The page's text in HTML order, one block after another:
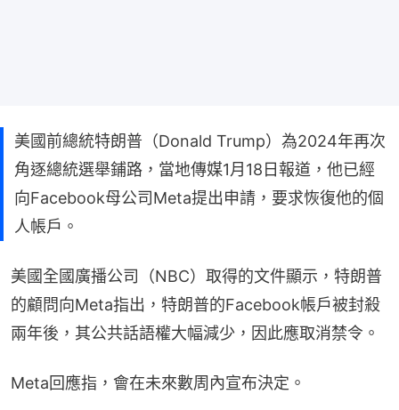
美國前總統特朗普（Donald Trump）為2024年再次
角逐總統選舉鋪路，當地傳媒1月18日報道，他已經
向Facebook母公司Meta提出申請，要求恢復他的個
人帳戶。
美國全國廣播公司（NBC）取得的文件顯示，特朗普
的顧問向Meta指出，特朗普的Facebook帳戶被封殺
兩年後，其公共話語權大幅減少，因此應取消禁令。
Meta回應指，會在未來數周內宣布決定。